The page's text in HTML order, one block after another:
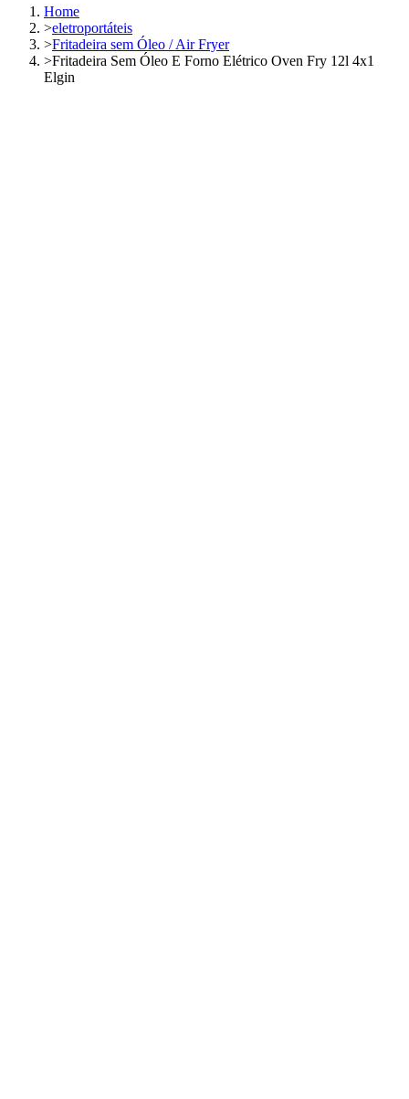
Home
>eletroportáteis
>Fritadeira sem Óleo / Air Fryer
>Fritadeira Sem Óleo E Forno Elétrico Oven Fry 12l 4x1
Elgin